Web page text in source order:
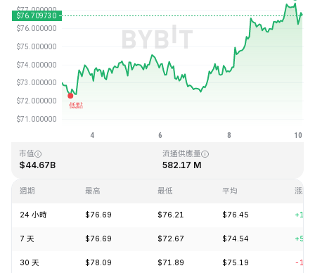
最近更新時間：2026-08-10 03:06 (GMT+0)
歷史最高價格
市值
$44.67B
流通供應量
582.17 M
週期 最高 最低 平均 漲跌
24 小時 $76.69 $76.21 $76.45
7 天 $76.69 $72.67 $74.54
30 天 $78.09 $71.89 $75.19 -